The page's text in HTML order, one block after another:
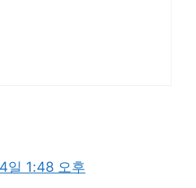
일 1:48 오후